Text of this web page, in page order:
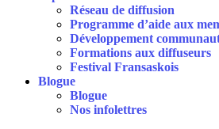
Réseau de diffusion
Programme d’aide aux
Développement
Formations aux diffuseurs
Festival Fransaskois
Blogue
Blogue
Nos infolettres